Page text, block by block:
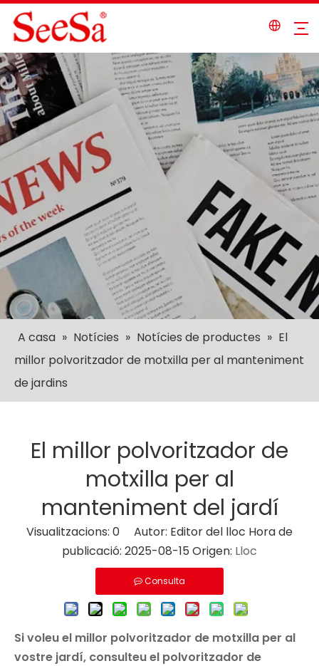
A casa » Notícies » Notícies de productes » El
millor polvoritzador de motxilla per al manteniment
de jardins
El millor polvoritzador de
motxilla per al
manteniment del jardí
Visualitzacions: 0 Autor: Editor del lloc Hora de
publicació: 2025-08-15 Origen: Lloc
Consulta
Si voleu el millor polvoritzador de motxilla per al
vostre jardí, consulteu el polvoritzador de